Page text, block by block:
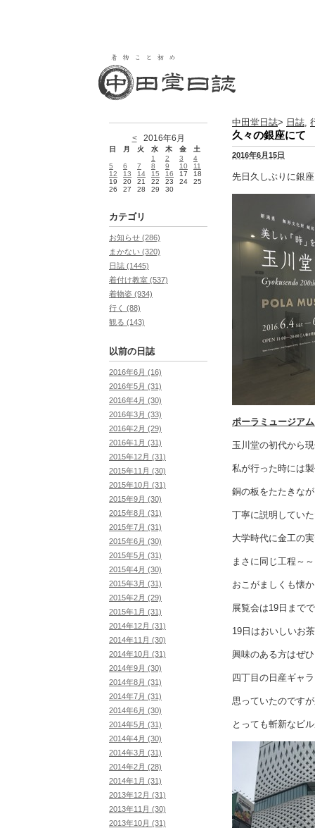
中田堂日誌> 日誌,
久々の銀座にて
2016年6月15日
先日久しぶりに銀
ポーラミュージア
玉川堂の初代から
私が行った時には
銅の板をたたきな
丁寧に説明してい
大学時代に金工の
まさに同じ工程～
おこがましくも懐
展覧会は19日まで
19日はおいしいお
興味のある方はぜ
四丁目の日産ギャ
思っていたのです
とっても斬新なビ
<2016年6月
日 月 火 水 木 金
土
1
2 3
4
5
6 7 8 9 10
11
12
13 14 15 16 17
18
19
20 21 22 23 24
25
26
27 28 29 30
カテゴリ
お知らせ (286)
まかない (320)
日誌 (1445)
着付け教室 (537)
着物姿 (934)
行く (88)
観る (143)
以前の日誌
2016年6月 (16)
2016年5月 (31)
2016年4月 (30)
2016年3月 (33)
2016年2月 (29)
2016年1月 (31)
2015年12月 (31)
2015年11月 (30)
2015年10月 (31)
2015年9月 (30)
2015年8月 (31)
2015年7月 (31)
2015年6月 (30)
2015年5月 (31)
2015年4月 (30)
2015年3月 (31)
2015年2月 (29)
2015年1月 (31)
2014年12月 (31)
2014年11月 (30)
2014年10月 (31)
2014年9月 (30)
2014年8月 (31)
2014年7月 (31)
2014年6月 (30)
2014年5月 (31)
2014年4月 (30)
2014年3月 (31)
2014年2月 (28)
2014年1月 (31)
2013年12月 (31)
2013年11月 (30)
2013年10月 (31)